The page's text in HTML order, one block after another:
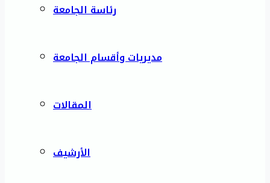
رئاسة الجامعة
مديريات وأقسام الجامعة
المقالات
الأرشيف